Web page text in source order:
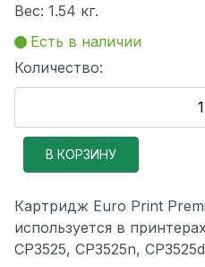
Вес: 1.54 кг.
Есть в наличии
Количество:
Картридж Euro Print
используется в
CP3525, CP3525n,